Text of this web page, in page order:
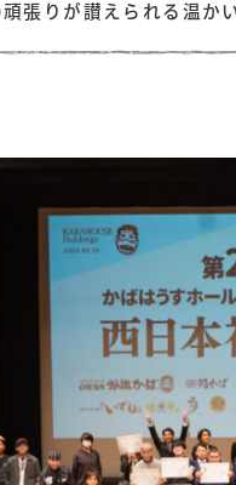
張りが讃えられる温か